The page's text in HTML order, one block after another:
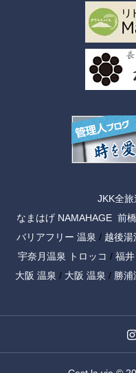
JKK全
なまはげ NAMAHAGE 前
バリアフリー 温泉 / 越後湯
宇奈月温泉 トロッコ / 福
大阪 温泉 / 大阪 温泉 / 勝